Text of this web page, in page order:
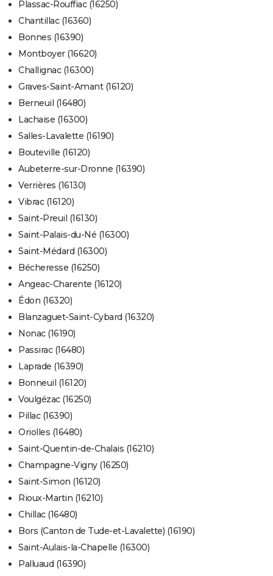
Plassac-Rouffiac (16250)
Chantillac (16360)
Bonnes (16390)
Montboyer (16620)
Challignac (16300)
Graves-Saint-Amant (16120)
Berneuil (16480)
Lachaise (16300)
Salles-Lavalette (16190)
Bouteville (16120)
Aubeterre-sur-Dronne (16390)
Verrières (16130)
Vibrac (16120)
Saint-Preuil (16130)
Saint-Palais-du-Né (16300)
Saint-Médard (16300)
Bécheresse (16250)
Angeac-Charente (16120)
Édon (16320)
Blanzaguet-Saint-Cybard (16320)
Nonac (16190)
Passirac (16480)
Laprade (16390)
Bonneuil (16120)
Voulgézac (16250)
Pillac (16390)
Oriolles (16480)
Saint-Quentin-de-Chalais (16210)
Champagne-Vigny (16250)
Saint-Simon (16120)
Rioux-Martin (16210)
Chillac (16480)
Bors (Canton de Tude-et-Lavalette) (16190)
Saint-Aulais-la-Chapelle (16300)
Palluaud (16390)